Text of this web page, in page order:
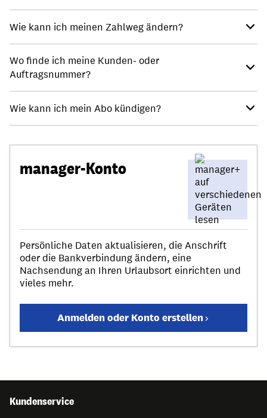
Wie kann ich meinen Zahlweg ändern?
Wo finde ich meine Kunden- oder
Auftragsnummer?
Wie kann ich mein Abo kündigen?
manager-Konto
Persönliche Daten aktualisieren, die Anschrift
oder die Bankverbindung ändern, eine
Nachsendung an Ihren Urlaubsort einrichten und
vieles mehr.
Anmelden oder Konto erstellen
Kundenservice